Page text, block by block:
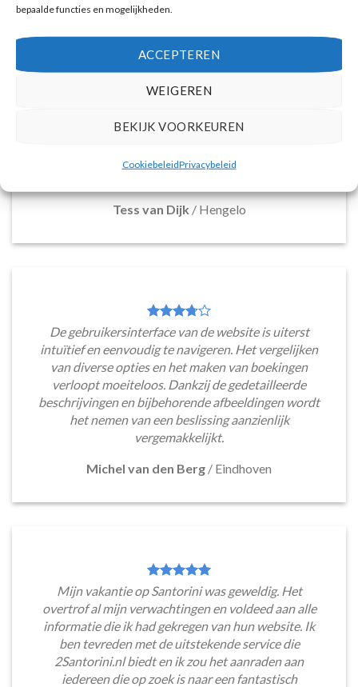
bepaalde functies en mogelijkheden.
ACCEPTEREN
WEIGEREN
BEKIJK VOORKEUREN
CookiebeleidPrivacybeleid
Deze reiswebsite biedt een breed assortiment aan
vakantiepakketten naar Santorini, die voldoen aan
resorts en appartementen, de overvloed aan
accommodatie te ontdekken. Met zo'n scala aan
Tess van Dijk / Hengelo
De gebruikersinterface van de website is uiterst
intuïtief en eenvoudig te navigeren. Het vergelijken
van diverse opties en het maken van boekingen
verloopt moeiteloos. Dankzij de gedetailleerde
beschrijvingen en bijbehorende afbeeldingen wordt
het nemen van een beslissing aanzienlijk
vergemakkelijkt.
Michel van den Berg / Eindhoven
Mijn vakantie op Santorini was geweldig. Het
overtrof al mijn verwachtingen en voldeed aan alle
informatie die ik had gekregen van hun website. Ik
ben tevreden met de uitstekende service die
2Santorini.nl biedt en ik zou het aanraden aan
iedereen die op zoek is naar een fantastisch